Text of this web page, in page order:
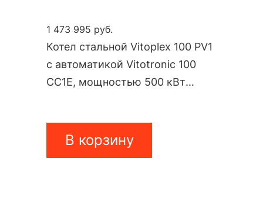
1 473 995 руб.
Котел стальной Vitoplex 100 PV1
с автоматикой Vitotronic 100
CC1E, мощностью 500 кВт
В корзину